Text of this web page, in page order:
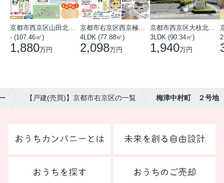
京都市西京区山田北山田町
- (107.46㎡)
1,880万円
京都市右京区西京極中沢町
4LDK (77.88㎡)
2,098万円
京都市西京区大枝北沓掛町５丁目
3LDK (90.34㎡)
1,940万円
【戸建(売買)】京都市右京区の一覧 梅津中村町 ２号地